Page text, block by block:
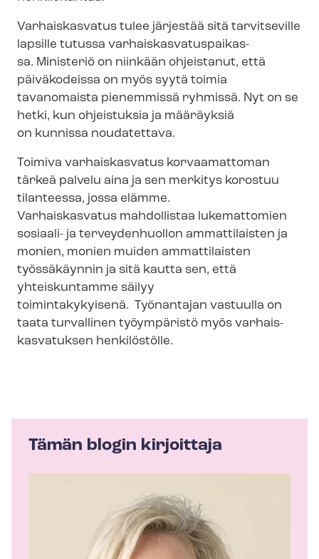
Varhaiskasvatus tulee järjestää sitä tarvitseville
lapsille tutussa var­hais­kas­va­tus­pai­kas­
sa. Ministeriö on niinkään ohjeistanut, että
päiväkodeissa on myös syytä toimia
tavanomaista pienemmissä ryhmissä. Nyt on se
hetki, kun ohjeistuksia ja määräyksiä
on kunnissa noudatettava.
Toimiva varhaiskasvatus korvaamattoman
tärkeä palvelu aina ja sen merkitys korostuu
tilanteessa, jossa elämme.
Varhaiskasvatus mahdollistaa lukemattomien
sosiaali- ja terveydenhuollon ammattilaisten ja
monien, monien muiden ammattilaisten
työssäkäynnin ja sitä kautta sen, että
yhteiskuntamme säilyy
toimintakykyisenä. Työnantajan vastuulla on
taata turvallinen työympäristö myös var­hais­
kas­va­tuk­sen henkilöstölle.
Tämän blogin kirjoittaja